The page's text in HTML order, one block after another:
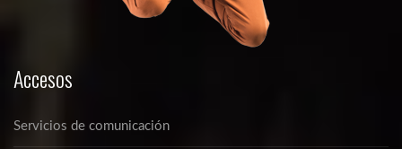
Accesos
Servicios de comunicación